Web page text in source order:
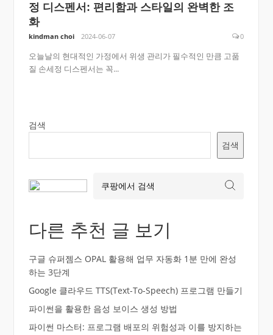
정 디스펜서: 편리함과 스타일의 완벽한 조
화
kindman choi 2024-06-07 0
오늘날의 현대적인 가정에서 위생 관리가 필수적인 만큼 고품
질 손세정 디스펜서는 꼭...
검색
검색
다른 추천 글 보기
구글 슈퍼젬스 OPAL 활용해 업무 자동화 1분 만에 완성
하는 3단계
Google 클라우드 TTS(Text-To-Speech) 프로그램 만들기
파이썬을 활용한 음성 보이스 생성 방법
파이썬 마스터: 프로그램 배포의 위험성과 이를 방지하는